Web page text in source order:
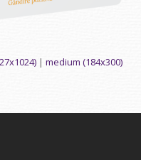
|medium (184x300)